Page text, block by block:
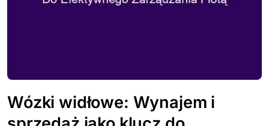
Wózki widłowe: Wynajem i